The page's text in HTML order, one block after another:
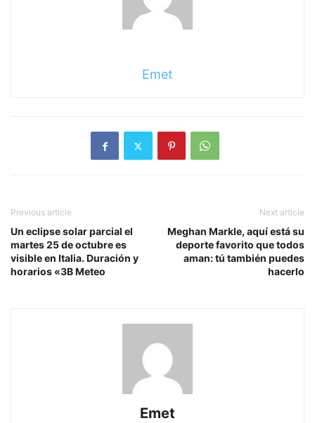
Emet
Previous article
Un eclipse solar parcial el
martes 25 de octubre es
visible en Italia. Duración y
horarios «3B Meteo
Next article
Meghan Markle, aquí está su
deporte favorito que todos
aman: tú también puedes
hacerlo
Emet